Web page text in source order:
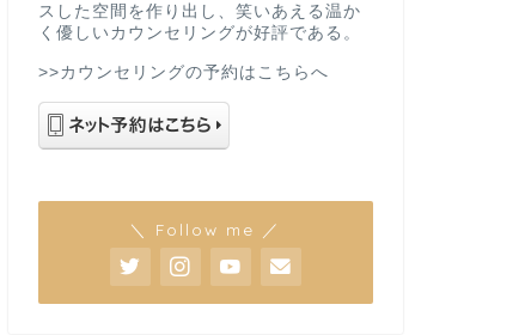
スした空間を作り出し、笑いあえる温か
く優しいカウンセリングが好評である。
>>カウンセリングの予約はこちらへ
＼ Follow me ／